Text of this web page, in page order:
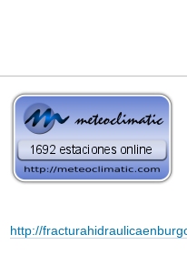
http://